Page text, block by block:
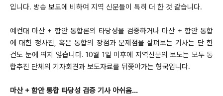
입니다. 방송 보도에 비하여 지역 신문들이 특히 더 한 것 같습니다.
예컨대 마산 + 함안 통합론의 타당성을 검증하거나 마산 + 함안 통합
에 대한 청사진, 혹은 통합의 장점과 문제점을 살펴보는 기사는 단 한
건도 눈에 띄지 않습니다. 10월 1일 이후에 지역신문의 보도는 모두 통
합추진 단체의 기자회견과 보도자료를 뒤쫓아가는 형국입니다.
마산 + 함안 통합 타당성 검증 기사 아쉬움...